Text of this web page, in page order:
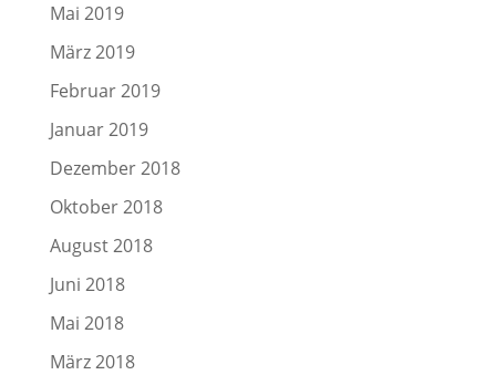
Mai 2019
März 2019
Februar 2019
Januar 2019
Dezember 2018
Oktober 2018
August 2018
Juni 2018
Mai 2018
März 2018